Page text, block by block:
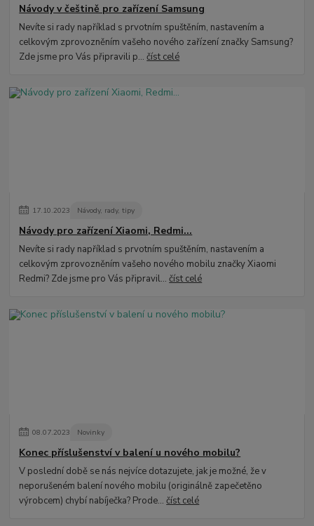
Návody v češtině pro zařízení Samsung
Nevíte si rady například s prvotním spuštěním, nastavením a
celkovým zprovozněním vašeho nového zařízení značky Samsung?
Zde jsme pro Vás připravili p...číst celé
17.10.2023 Návody, rady, tipy
Návody pro zařízení Xiaomi, Redmi...
Nevíte si rady například s prvotním spuštěním, nastavením a
celkovým zprovozněním vašeho nového mobilu značky Xiaomi
Redmi? Zde jsme pro Vás připravil...číst celé
08.07.2023 Novinky
Konec příslušenství v balení u nového mobilu?
V poslední době se nás nejvíce dotazujete, jak je možné, že v
neporušeném balení nového mobilu (originálně zapečetěno
výrobcem) chybí nabíječka? Prode...číst celé